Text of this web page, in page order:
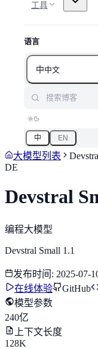
工具
语言
中中文
中 EN
大模型列表
DE
Devstral
编程大模型
Devstral Small 1.1
发布时间 : 2025-07-
在线体验
GitHub
模型参数
240亿
上下文长度
128K